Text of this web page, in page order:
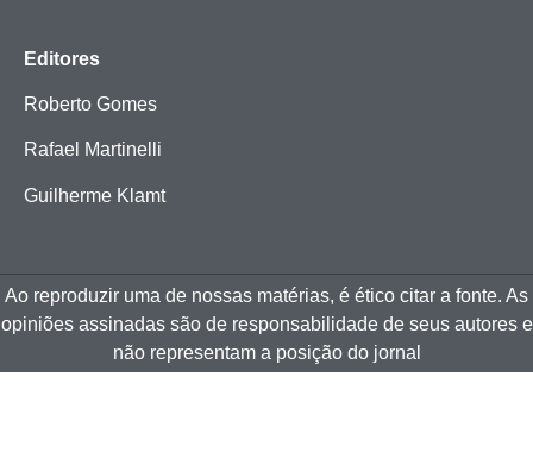
Editores
Roberto Gomes
Rafael Martinelli
Guilherme Klamt
Ao reproduzir uma de nossas matérias, é ético citar a fonte. As
opiniões assinadas são de responsabilidade de seus autores e
não representam a posição do jornal